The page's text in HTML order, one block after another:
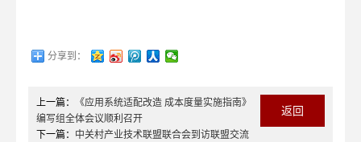
分享到：
上一篇：
《应用系统适配改造 成本度量实施指南》
编写组全体会议顺利召开
下一篇： 中关村产业技术联盟联合会到访联盟交流
返回